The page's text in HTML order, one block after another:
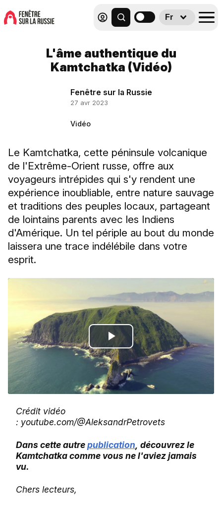
Fr
L'âme authentique du
Kamtchatka (Vidéo)
Fenêtre sur la Russie
27 avr 2023
Vidéo
Le Kamtchatka, cette péninsule volcanique
de l'Extrême-Orient russe, offre aux
voyageurs intrépides qui s'y rendent une
expérience inoubliable, entre nature sauvage
et traditions des peuples locaux, partageant
de lointains parents avec les Indiens
d'Amérique. Un tel périple au bout du monde
laissera une trace indélébile dans votre
esprit.
Play
Video
Crédit vidéo
: youtube.com/@AleksandrPetrovets
Dans cette autrepublication , découvrez le
Kamtchatka comme vous ne l'aviez jamais
vu.
Chers lecteurs,